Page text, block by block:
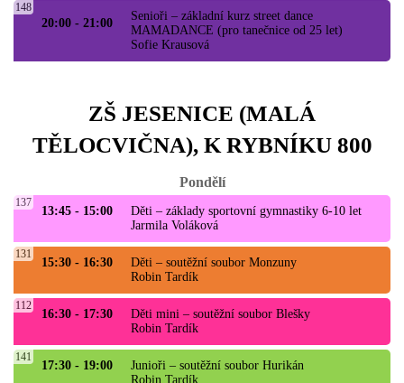
20:00 - 21:00
148
Senioři – základní kurz street dance
MAMADANCE (pro tanečnice od 25 let)
Sofie Krausová
ZŠ JESENICE (MALÁ
TĚLOCVIČNA), K RYBNÍKU 800
Pondělí
13:45 - 15:00
137
Děti – základy sportovní gymnastiky 6-10 let
Jarmila Voláková
15:30 - 16:30
131
Děti – soutěžní soubor Monzuny
Robin Tardík
16:30 - 17:30
112
Děti mini – soutěžní soubor Blešky
Robin Tardík
17:30 - 19:00
141
Junioři – soutěžní soubor Hurikán
Robin Tardík